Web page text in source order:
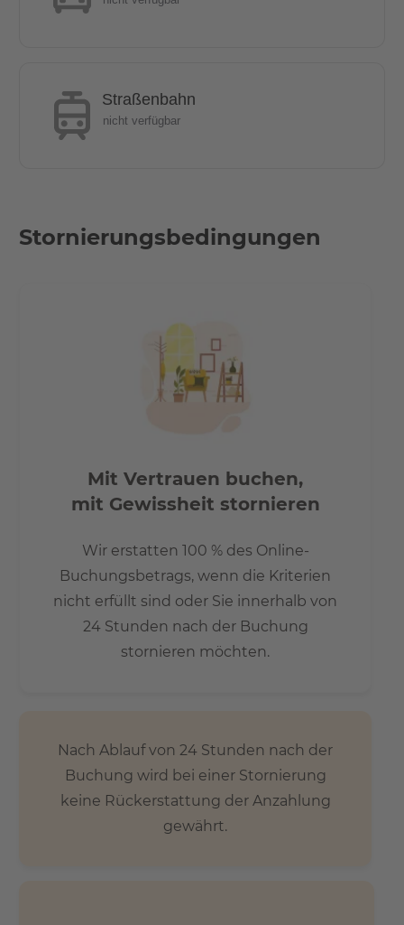
Auf jeden Fall die Lage und die Ausstattung
mitten im Kiez
Nur wenige Minuten entfernt liegt die gehobene
Einkaufsmeile in der Friedrichstraße. Ebenso finden Sie
umliegend zahlreiche Verkehrsanbindungen wie den U-
Bahnhof Kochstraße, S-Bahnhof Potsdamer Platz und
interessantesten Adressen in einer geschichtsträchtigen
und berühmten Gegend des wiedervereinigten Berlins
sich in unmittelbarer Nähe: Der Prachtboulevard „Unter
anschließende Berliner Regierungsviertel, wichtige
Kunst- und Kulturstätten wie der Gendarmenmarkt und
die Museumsinsel. Auf der anderen Seite befinden sich die
bekannten Kreuzberger Szenegebiete rund um die
Straßenbahn
nicht verfügbar
Stornierungsbedingungen
Mit Vertrauen buchen,
mit Gewissheit stornieren
Wir erstatten 100 % des Online-
Buchungsbetrags, wenn die Kriterien
nicht erfüllt sind oder Sie innerhalb von
24 Stunden nach der Buchung
stornieren möchten.
Nach Ablauf von 24 Stunden nach der
Buchung wird bei einer Stornierung
keine Rückerstattung der Anzahlung
gewährt.